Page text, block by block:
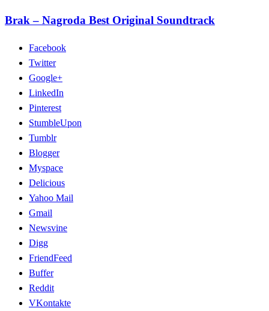
Brak – Nagroda Best Original Soundtrack
Facebook
Twitter
Google+
LinkedIn
Pinterest
StumbleUpon
Tumblr
Blogger
Myspace
Delicious
Yahoo Mail
Gmail
Newsvine
Digg
FriendFeed
Buffer
Reddit
VKontakte